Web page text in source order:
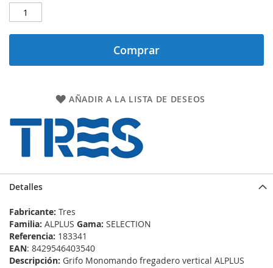
Comprar
AÑADIR A LA LISTA DE DESEOS
Detalles
Fabricante: Tres
Familia: ALPLUS Gama: SELECTION
Referencia: 183341
EAN: 8429546403540
Descripción: Grifo Monomando fregadero vertical ALPLUS